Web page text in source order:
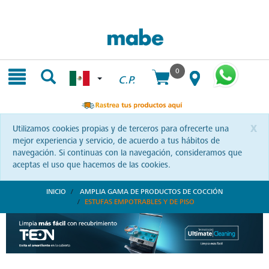
C.P.
0
x
Utilizamos cookies propias y de terceros para ofrecerte una
mejor experiencia y servicio, de acuerdo a tus hábitos de
navegación. Si continuas con la navegación, consideramos que
aceptas el uso que hacemos de las cookies.
INICIO
AMPLIA GAMA DE PRODUCTOS DE COCCIÓN
ESTUFAS EMPOTRABLES Y DE PISO